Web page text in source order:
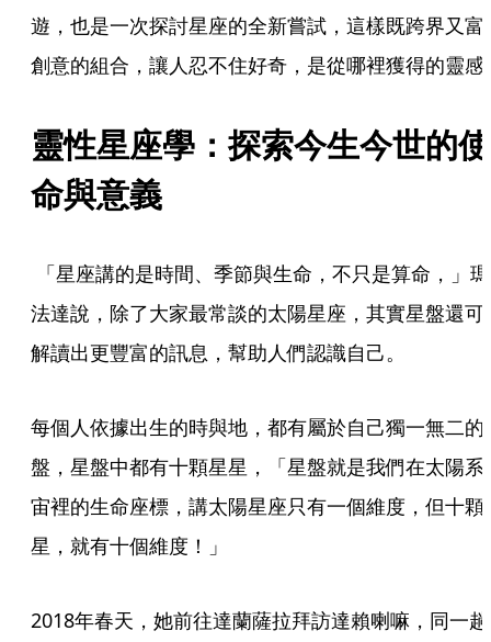
遊，也是一次探討星座的全新嘗試，這樣既跨界又富
創意的組合，讓人忍不住好奇，是從哪裡獲得的靈感
靈性星座學：探索今生今世的使
命與意義
法達說，除了大家最常談的太陽星座，其實星盤還可
解讀出更豐富的訊息，幫助人們認識自己。
每個人依據出生的時與地，都有屬於自己獨一無二的
盤，星盤中都有十顆星星，「星盤就是我們在太陽系
宙裡的生命座標，講太陽星座只有一個維度，但十顆
星，就有十個維度！」
2018年春天，她前往達蘭薩拉拜訪達賴喇嘛，同一趟